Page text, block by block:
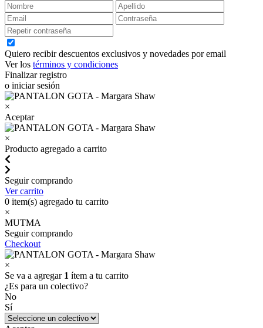
Quiero recibir descuentos exclusivos y novedades por email
Ver los términos y condiciones
Finalizar registro
o iniciar sesión
×
Aceptar
×
Producto agregado a carrito
Seguir comprando
Ver carrito
0 item(s) agregado tu carrito
×
MUTMA
Seguir comprando
Checkout
×
Se va a agregar 1 ítem a tu carrito
¿Es para un colectivo?
No
Sí